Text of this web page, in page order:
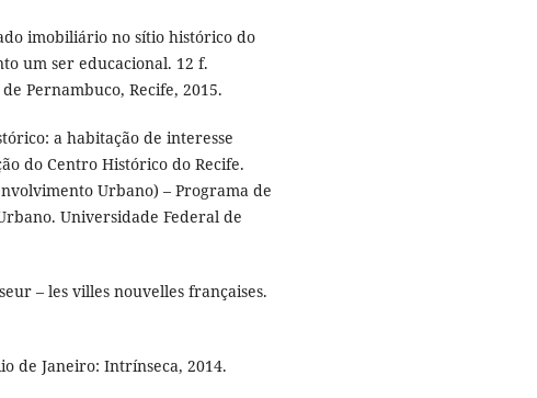
imobiliário no sítio histórico do
um ser educacional. 12 f.
Pernambuco, Recife, 2015.
a habitação de interesse
do Centro Histórico do Recife.
Urbano) – Programa de
Universidade Federal de
– les villes nouvelles françaises.
de Janeiro: Intrínseca, 2014.